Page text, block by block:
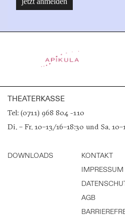
THEATERKASSE
Tel: (0711) 968 804 -110
Di. – Fr. 10–13/16–18:30 und Sa.
DOWNLOADS
KONTAKT
IMPRESSUM
AGB